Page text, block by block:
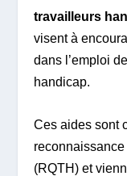
travailleurs
visent à
dans l’emploi
handicap.
Ces aides sont
(RQTH) et